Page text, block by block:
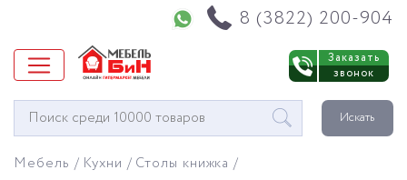
8 (3822) 200-904
Заказать
звонок
Окно
поиска
Искать
Мебель Кухни
Столы книжка